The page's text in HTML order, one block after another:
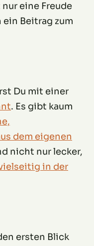
eine Freude
ein Beitrag zum
Du mit einer
. Es gibt kaum
dem eigenen
nicht nur lecker,
in der
ersten Blick